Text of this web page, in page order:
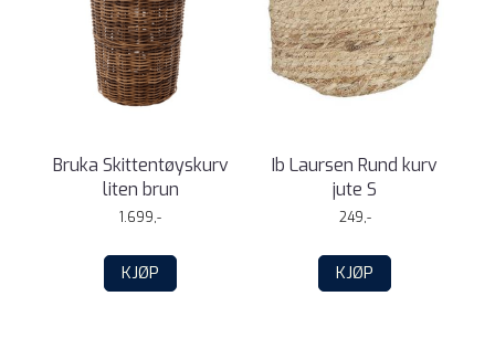
Bruka Skittentøyskurv
liten brun
1.699,-
KJØP
Ib Laursen Rund kurv
jute S
249,-
KJØP